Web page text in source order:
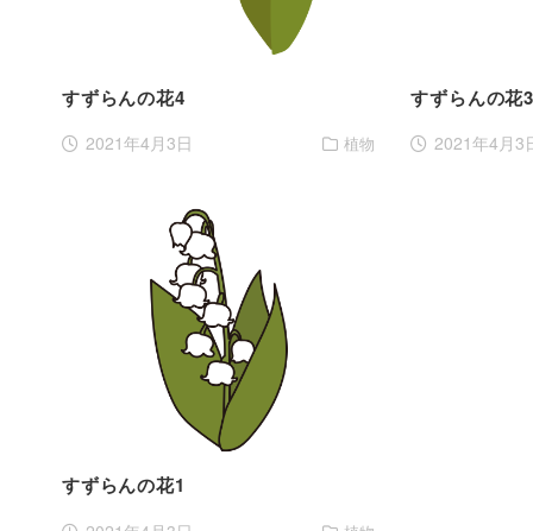
すずらんの花4
2021年4月3日 植物
すずらんの花3
2021年4月3
すずらんの花1